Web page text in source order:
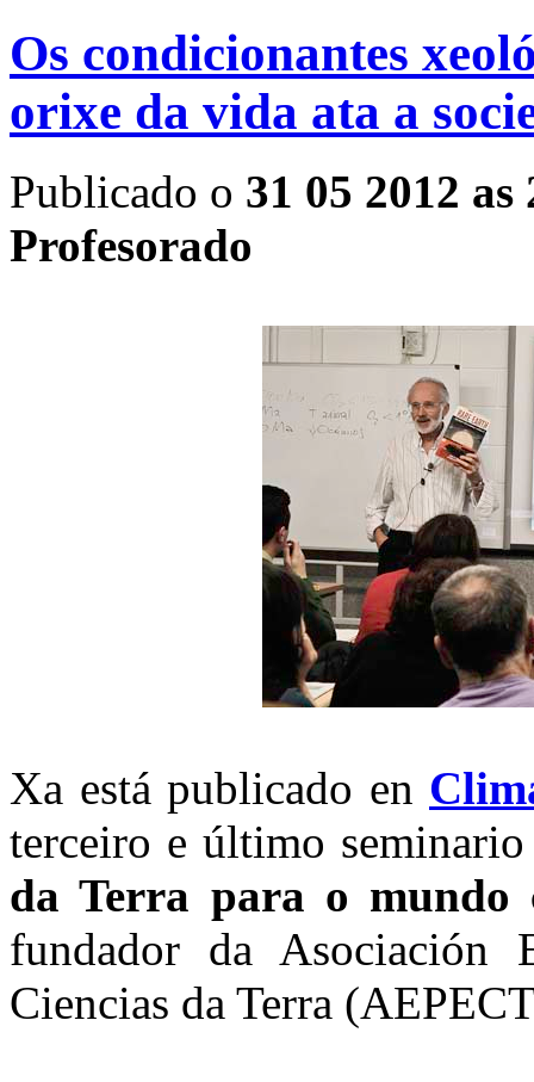
Os condicionantes
orixe da vida ata a
Publicado o 31 05 2012 as
Profesorado
Xa está publicado en
terceiro e último
da Terra para o mundo
fundador da Asociación
Ciencias da Terra